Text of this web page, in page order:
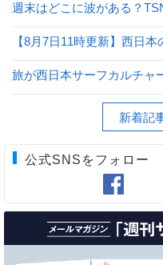
週末はどこに波がある？
【8月7日11時更新】西日
旅が西日本サーフカルチャ
新着記
公式SNSをフォロー